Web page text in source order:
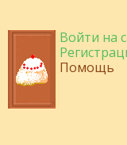
Войти на
Помощь